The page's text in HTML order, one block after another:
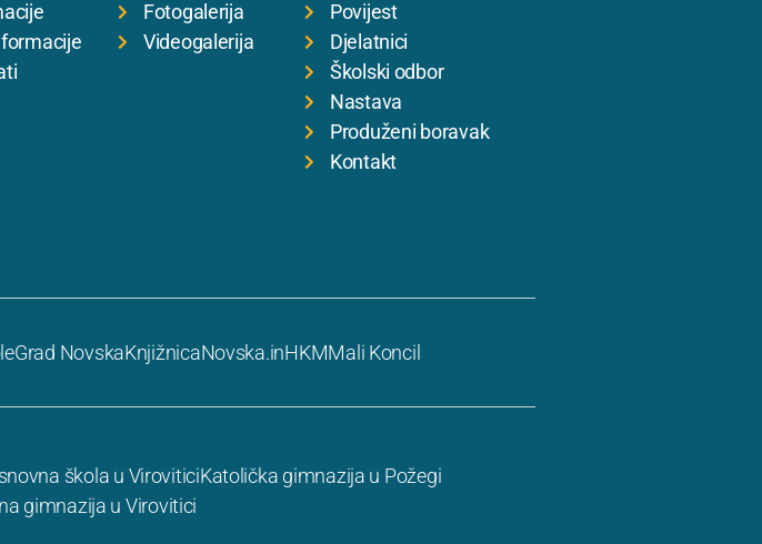
Fotogalerija
Videogalerija
Povijest
Djelatnici
Školski odbor
Nastava
Produženi boravak
Kontakt
Grad NovskaKnjižnicaNovska.inHKMMali Koncil
škola u ViroviticiKatolička gimnazija u Požegi
gimnazija u Virovitici